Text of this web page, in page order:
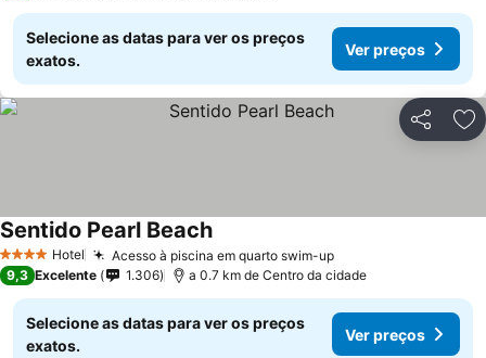
Selecione as datas para ver os preços
exatos.
Ver preços
Partilhar
4 EstrelasHotel Acesso à piscina em quarto swim-upVer preços
Sentido Pearl BeachVer preços
9,3 Excelente 1.306 a 0.7 km de Centro da cidade
Selecione as datas para ver os preços
exatos.
Ver preços